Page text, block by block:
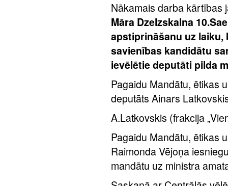
Nākamais darba kārtības
Māra Dzelzskalna
apstiprināšanu uz laiku,
savienības kandidātu
ievēlētie deputāti pilda
Pagaidu Mandātu, ētikas
deputāts Ainars
A.Latkovskis (frakcija
Pagaidu Mandātu, ētikas
Raimonda Vējoņa
mandātu uz ministra